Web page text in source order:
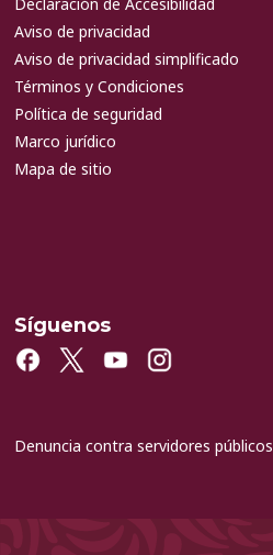
Aviso de privacidad
Aviso de privacidad simplificado
Términos y Condiciones
Política de seguridad
Marco jurídico
Mapa de sitio
Síguenos
Denuncia contra servidores públicos